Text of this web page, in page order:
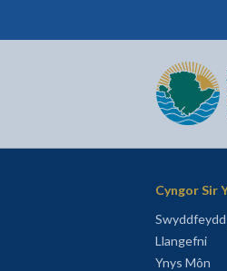
Cyngor Sir Ynys
Cyngor Sir
Llangefni
Ynys Môn